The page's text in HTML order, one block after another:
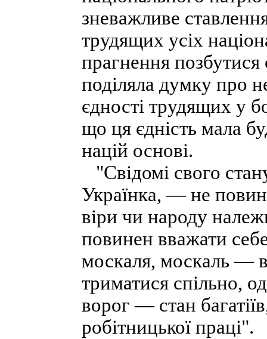
зневажливе
трудящих усіх
прагнення позбутися
поділяла думку про
єдності трудящих у
що ця єдність мала
націй основі.
"Свідомі свого
Українка, — не
віри чи народу
повинен вважати
москаля, москаль —
триматися спільно,
ворог — стан
робітницької праці".